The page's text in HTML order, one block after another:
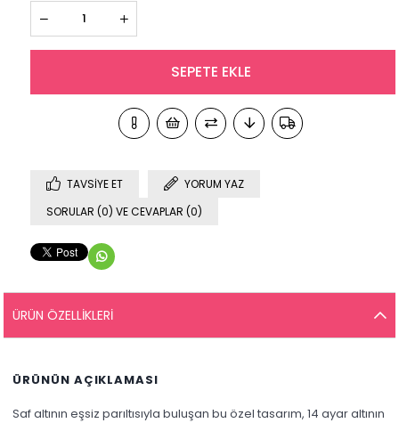
TAVSIYE ET
YORUM YAZ
SORULAR (0) VE CEVAPLAR (0)
ÜRÜN ÖZELLIKLERI
ÜRÜNÜN AÇIKLAMASI
Saf altının eşsiz parıltısıyla buluşan bu özel tasarım, 14 ayar altının